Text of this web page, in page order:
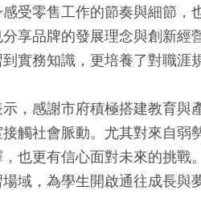
受零售工作的節奏與細節，
享品牌的發展理念與創新經
實務知識，更培養了對職涯
，感謝市府積極搭建教育與
觸社會脈動。尤其對來自弱
也更有信心面對未來的挑戰
域，為學生開啟通往成長與